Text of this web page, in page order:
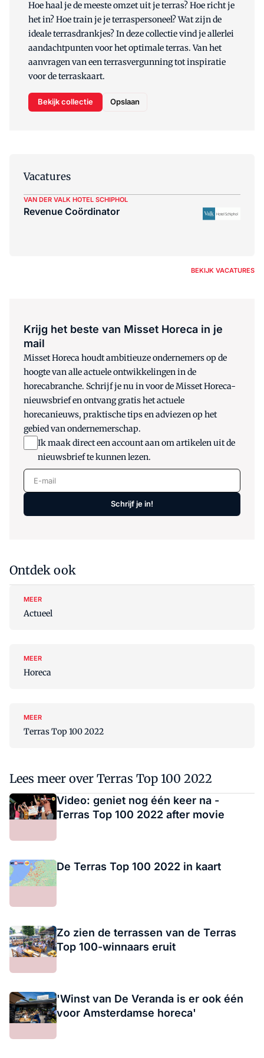
Hoe haal je de meeste omzet uit je terras? Hoe richt je
het in? Hoe train je je terraspersoneel? Wat zijn de
ideale terrasdrankjes? In deze collectie vind je allerlei
aandachtpunten voor het optimale terras. Van het
aanvragen van een terrasvergunning tot inspiratie
voor de terraskaart.
Bekijk collectie Opslaan
Vacatures
VAN DER VALK HOTEL SCHIPHOL
Revenue Coördinator
BEKIJK VACATURES
Krijg het beste van Misset Horeca in je
mail
Misset Horeca houdt ambitieuze ondernemers op de
hoogte van alle actuele ontwikkelingen in de
horecabranche. Schrijf je nu in voor de Misset Horeca-
nieuwsbrief en ontvang gratis het actuele
horecanieuws, praktische tips en adviezen op het
gebied van ondernemerschap.
Ik maak direct een account aan om artikelen uit de
nieuwsbrief te kunnen lezen.
E-mail
Schrijf je in!
Ontdek ook
MEER
Actueel
MEER
Horeca
MEER
Terras Top 100 2022
Lees meer over Terras Top 100 2022
Video: geniet nog één keer na -
Terras Top 100 2022 after movie
De Terras Top 100 2022 in kaart
Zo zien de terrassen van de Terras
Top 100-winnaars eruit
'Winst van De Veranda is er ook één
voor Amsterdamse horeca'